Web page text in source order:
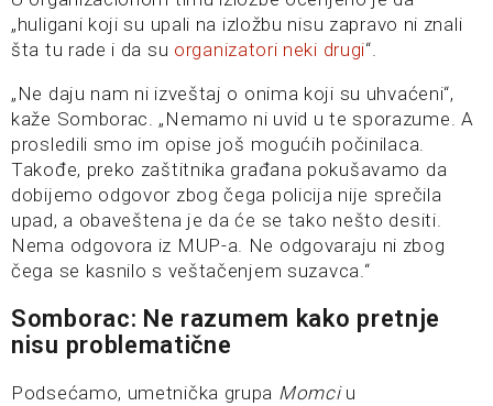
„huligani koji su upali na izložbu nisu zapravo ni znali
šta tu rade i da su organizatori neki drugi“.
„Ne daju nam ni izveštaj o onima koji su uhvaćeni“,
kaže Somborac. „Nemamo ni uvid u te sporazume. A
prosledili smo im opise još mogućih počinilaca.
Takođe, preko zaštitnika građana pokušavamo da
dobijemo odgovor zbog čega policija nije sprečila
upad, a obaveštena je da će se tako nešto desiti.
Nema odgovora iz MUP-a. Ne odgovaraju ni zbog
čega se kasnilo s veštačenjem suzavca.“
Somborac: Ne razumem kako pretnje
nisu problematične
Podsećamo, umetnička grupa Momciu